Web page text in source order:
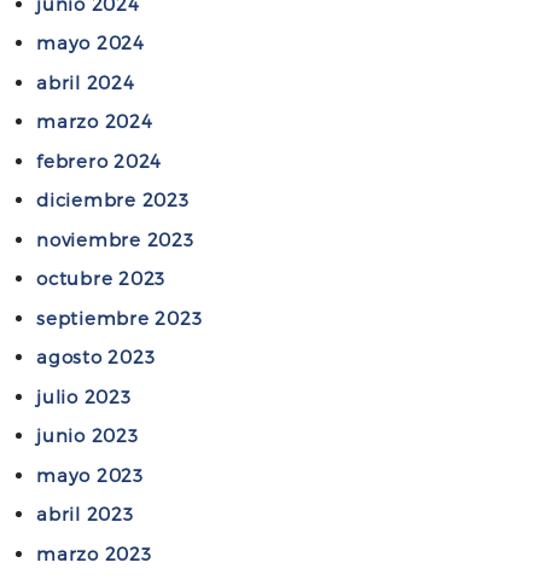
o
c
a
b
l
a
J
r
n
a
d
“
H
e
mayo 2024
abril 2024
marzo 2024
febrero 2024
diciembre 2023
noviembre 2023
octubre 2023
septiembre 2023
agosto 2023
julio 2023
junio 2023
mayo 2023
abril 2023
marzo 2023